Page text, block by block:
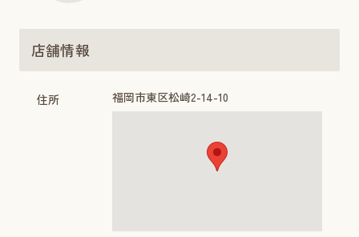
店舗情報
住所 福岡市東区松崎2-14-10